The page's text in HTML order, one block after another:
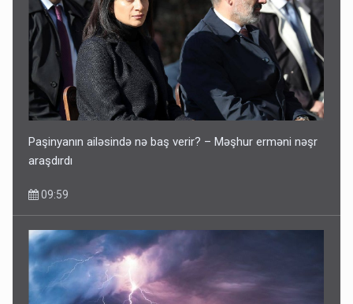
Paşinyanın ailəsində nə baş verir? – Məşhur erməni nəşr
araşdırdı
09:59